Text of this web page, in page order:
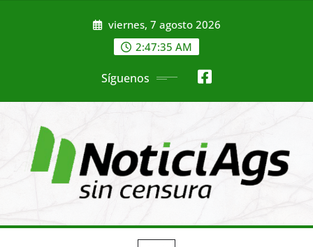
viernes, 7 agosto 2026
2:47:36 AM
Síguenos